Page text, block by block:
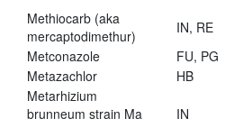
Methiocarb (aka
mercaptodimethur)
IN, RE
Metconazole
FU, PG
Metazachlor
HB
Metarhizium
brunneum strain Ma
IN